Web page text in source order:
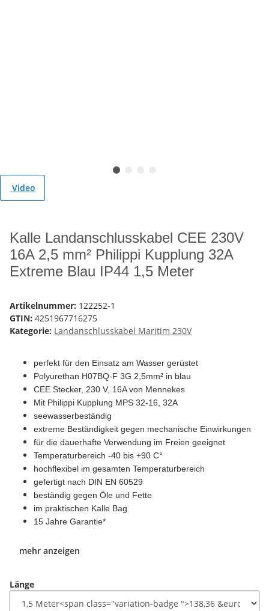
Video
Kalle Landanschlusskabel CEE 230V
16A 2,5 mm² Philippi Kupplung 32A
Extreme Blau IP44 1,5 Meter
Artikelnummer: 122252-1
GTIN: 4251967716275
Kategorie: Landanschlusskabel Maritim 230V
perfekt für den Einsatz am Wasser gerüstet
Polyurethan H07BQ-F 3G 2,5mm² in blau
CEE Stecker, 230 V, 16A von Mennekes
Mit Philippi Kupplung MPS 32-16, 32A
seewasserbeständig
extreme Beständigkeit gegen mechanische Einwirkungen
für die dauerhafte Verwendung im Freien geeignet
Temperaturbereich -40 bis +90 C°
hochflexibel im gesamten Temperaturbereich
gefertigt nach DIN EN 60529
beständig gegen Öle und Fette
im praktischen Kalle Bag
15 Jahre Garantie*
mehr anzeigen
Länge